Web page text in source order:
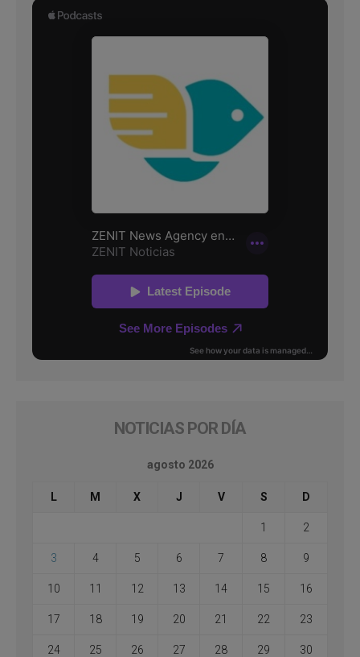
NOTICIAS POR DÍA
agosto 2026
L M X J V S D
1 2
3 4 5 6 7 8 9
10 11 12 13 14 15 16
17 18 19 20 21 22 23
24 25 26 27 28 29 30